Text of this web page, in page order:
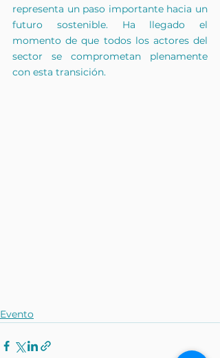
representa un paso importante hacia un
futuro sostenible. Ha llegado el
momento de que todos los actores del
sector se comprometan plenamente
con esta transición.
Evento